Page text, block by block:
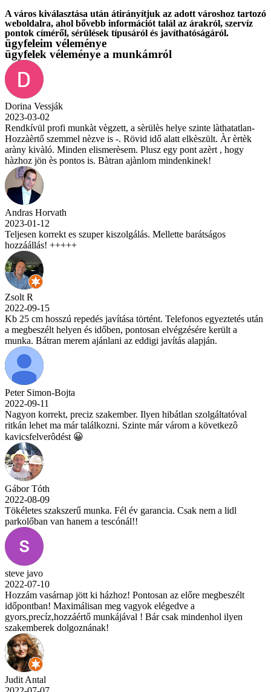
A város kiválasztása után átirányítjuk az adott városhoz tartozó
weboldalra, ahol bővebb információt talál az árakról, szervíz
pontok címéről, sérülések típusáról és javíthatóságáról.
ügyfeleim véleménye
ügyfelek véleménye a munkámról
Dorina Vessják
2023-03-02
Rendkívül profi munkàt vègzett, a sèrülès helye szinte làthatatlan-
Hozzàèrtő szemmel nèzve is -. Rövid idő alatt elkèszült. Àr èrtèk
aràny kivàló. Minden elismerèsem. Plusz egy pont azèrt , hogy
hàzhoz jön ès pontos is. Bàtran ajànlom mindenkinek!
Andras Horvath
2023-01-12
Teljesen korrekt es szuper kiszolgálás. Mellette barátságos
hozzáállás! +++++
Zsolt R
2022-09-15
Kb 25 cm hosszú repedés javítása történt. Telefonos egyeztetés után
a megbeszélt helyen és időben, pontosan elvégzésére került a
munka. Bátran merem ajánlani az eddigi javítás alapján.
Peter Simon-Bojta
2022-09-11
Nagyon korrekt, preciz szakember. Ilyen hibátlan szolgáltatóval
ritkán lehet ma már találkozni. Szinte már várom a következô
kavicsfelverôdést 😀
Gábor Tóth
2022-08-09
Tökéletes szakszerű munka. Fél év garancia. Csak nem a lidl
parkolőban van hanem a tescónál!!
steve javo
2022-07-10
Hozzám vasárnap jött ki házhoz! Pontosan az előre megbeszélt
időpontban! Maximálisan meg vagyok elégedve a
gyors,precíz,hozzáértő munkájával ! Bár csak mindenhol ilyen
szakemberek dolgoznának!
Judit Antal